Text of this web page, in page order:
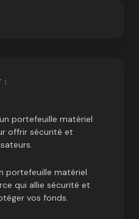
:
portefeuille matériel
offrir sécurité et
portefeuille matériel
qui allie sécurité et
vos fonds.